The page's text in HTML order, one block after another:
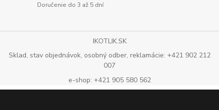
Doručenie do 3 až 5 dní
IKOTLIK.SK
Sklad, stav objednávok, osobný odber, reklamácie: +421 902 212
007
e-shop: +421 905 580 562